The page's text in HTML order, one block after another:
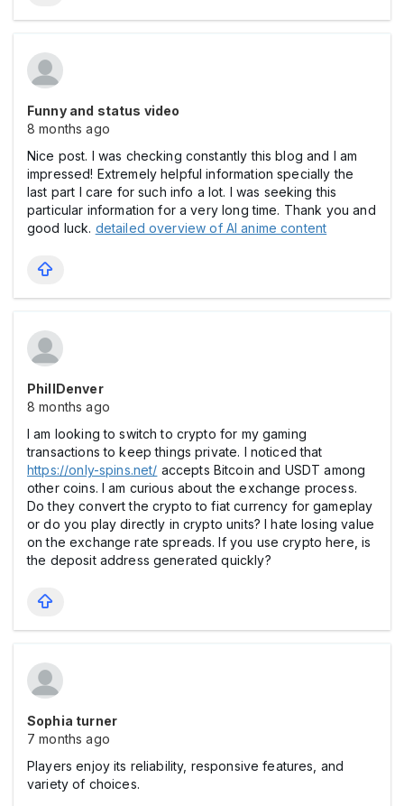
Funny and status video
8 months ago
Nice post. I was checking constantly this blog and I am
impressed! Extremely helpful information specially the
last part I care for such info a lot. I was seeking this
particular information for a very long time. Thank you and
good luck. detailed overview of AI anime content
PhillDenver
8 months ago
I am looking to switch to crypto for my gaming
transactions to keep things private. I noticed that
https://only-spins.net/ accepts Bitcoin and USDT among
other coins. I am curious about the exchange process.
Do they convert the crypto to fiat currency for gameplay
or do you play directly in crypto units? I hate losing value
on the exchange rate spreads. If you use crypto here, is
the deposit address generated quickly?
Sophia turner
7 months ago
Players enjoy its reliability, responsive features, and
variety of choices.